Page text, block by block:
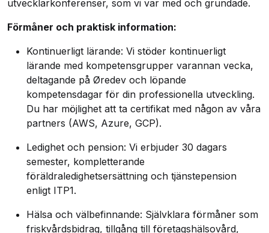
utvecklarkonferenser, som vi var med och grundade.
Förmåner och praktisk information:
Kontinuerligt lärande: Vi stöder kontinuerligt
lärande med kompetensgrupper varannan vecka,
deltagande på Øredev och löpande
kompetensdagar för din professionella utveckling.
Du har möjlighet att ta certifikat med någon av våra
partners (AWS, Azure, GCP).
Ledighet och pension: Vi erbjuder 30 dagars
semester, kompletterande
föräldraledighetsersättning och tjänstepension
enligt ITP1.
Hälsa och välbefinnande: Självklara förmåner som
friskvårdsbidrag, tillgång till företagshälsovård,